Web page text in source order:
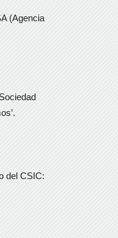
(Agencia
del CSIC: